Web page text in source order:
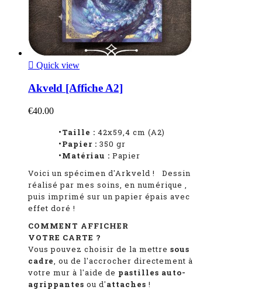
 Quick view
Akveld [Affiche A2]
€40.00
•Taille : 42x59,4 cm (A2)
•Papier : 350 gr
•Matériau : Papier
Voici un spécimen d'Arkveld !
Dessin
réalisé par mes soins, en numérique ,
puis imprimé sur un papier épais avec
effet doré !
COMMENT AFFICHER
VOTRE CARTE ?
Vous pouvez choisir de la mettre sous
cadre, ou de l'accrocher directement à
votre mur à l'aide de pastilles auto-
agrippantes ou d'attaches !